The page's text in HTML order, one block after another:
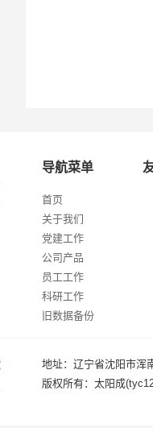
导航菜单
首页
关于我们
党建工作
公司产品
员工工作
科研工作
旧数据备份
地址：辽宁省沈阳市浑
版权所有：太阳成